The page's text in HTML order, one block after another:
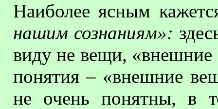
Наиболее ясным
нашим сознаниям»:
виду не вещи, «внешние
понятия – «внешние
не очень понятны, в